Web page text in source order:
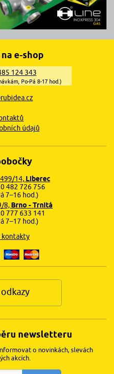
e-shop
124 343
Po-Pá 8-17 hod.)
údajů
14, Liberec
482 726 756
7–16 hod.)
8, Brno - Trnitá
777 633 141
7–17 hod.)
kontakty
newsletteru
o novinkách, slevách
akcích.